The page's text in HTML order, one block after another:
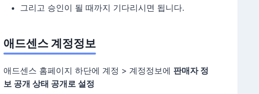
그리고 승인이 될 때까지 기다리시면 됩니다.
애드센스 계정정보
애드센스 홈페이지 하단에 계정 > 계정정보에 판매자 정
보 공개 상태 공개로 설정